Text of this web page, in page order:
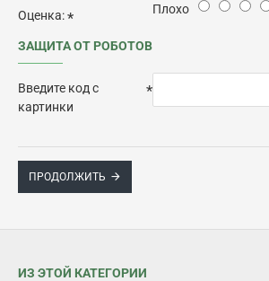
Оценка: Плохо
ЗАЩИТА ОТ РОБОТОВ
Введите код с
картинки
ПРОДОЛЖИТЬ
ИЗ ЭТОЙ КАТЕГОРИИ